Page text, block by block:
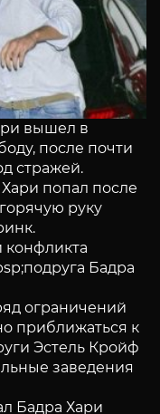
вышел в
после почти
стражей.
попал после
руку
Бадра
ограничений
приближаться к
Эстель Кройф
заведения
Бадра Хари